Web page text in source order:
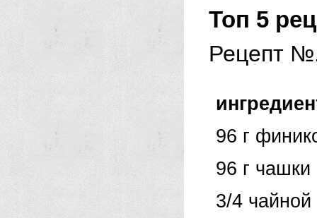
Топ 5
Рецепт
96 г
96 г
3/4